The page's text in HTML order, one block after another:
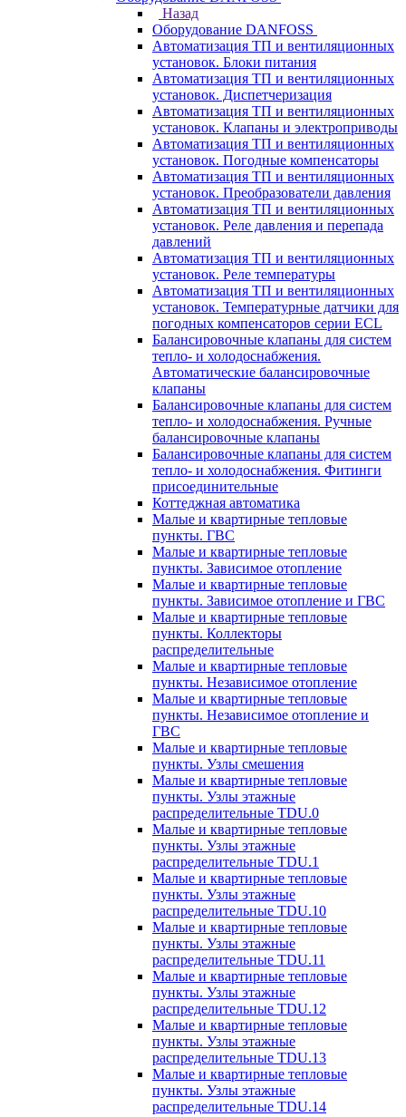
Назад
Оборудование DANFOSS
Автоматизация ТП и вентиляционных
установок. Блоки питания
Автоматизация ТП и вентиляционных
установок. Диспетчеризация
Автоматизация ТП и вентиляционных
установок. Клапаны и электроприводы
Автоматизация ТП и вентиляционных
установок. Погодные компенсаторы
Автоматизация ТП и вентиляционных
установок. Преобразователи давления
Автоматизация ТП и вентиляционных
установок. Реле давления и перепада
давлений
Автоматизация ТП и вентиляционных
установок. Реле температуры
Автоматизация ТП и вентиляционных
установок. Температурные датчики для
погодных компенсаторов серии ECL
Балансировочные клапаны для систем
тепло- и холодоснабжения.
Автоматические балансировочные
клапаны
Балансировочные клапаны для систем
тепло- и холодоснабжения. Ручные
балансировочные клапаны
Балансировочные клапаны для систем
тепло- и холодоснабжения. Фитинги
присоединительные
Коттеджная автоматика
Малые и квартирные тепловые
пункты. ГВС
Малые и квартирные тепловые
пункты. Зависимое отопление
Малые и квартирные тепловые
пункты. Зависимое отопление и ГВС
Малые и квартирные тепловые
пункты. Коллекторы
распределительные
Малые и квартирные тепловые
пункты. Независимое отопление
Малые и квартирные тепловые
пункты. Независимое отопление и
ГВС
Малые и квартирные тепловые
пункты. Узлы смешения
Малые и квартирные тепловые
пункты. Узлы этажные
распределительные TDU.0
Малые и квартирные тепловые
пункты. Узлы этажные
распределительные TDU.1
Малые и квартирные тепловые
пункты. Узлы этажные
распределительные TDU.10
Малые и квартирные тепловые
пункты. Узлы этажные
распределительные TDU.11
Малые и квартирные тепловые
пункты. Узлы этажные
распределительные TDU.12
Малые и квартирные тепловые
пункты. Узлы этажные
распределительные TDU.13
Малые и квартирные тепловые
пункты. Узлы этажные
распределительные TDU.14